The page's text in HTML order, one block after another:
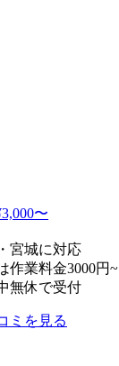
〜
宮城に対応
作業料金3000円~
無休で受付
ミを見る